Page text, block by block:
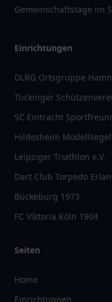
Gemeinschaftstage im
Einrichtungen
DLRG Ortsgruppe
Tückinger
SC Eintracht
Hildesheim
Leipziger Triathlon e.V.
Dart Club Torpedo
Bückeburg 1973
FC Viktoria Köln 1904
Seiten
Home
Einrichtungen